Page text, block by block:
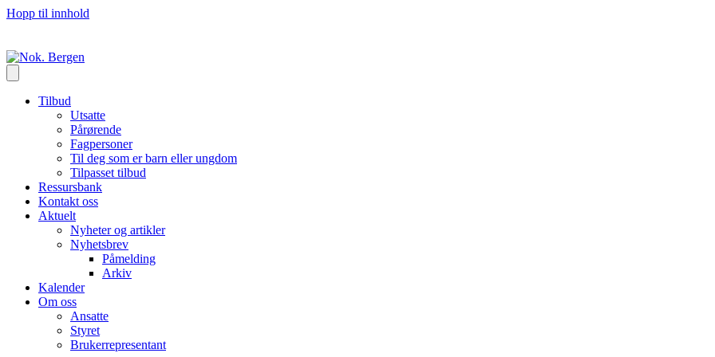
Hopp til innhold
Tilbud
Utsatte
Pårørende
Fagpersoner
Til deg som er barn eller ungdom
Tilpasset tilbud
Ressursbank
Kontakt oss
Aktuelt
Nyheter og artikler
Nyhetsbrev
Påmelding
Arkiv
Kalender
Om oss
Ansatte
Styret
Brukerrepresentant